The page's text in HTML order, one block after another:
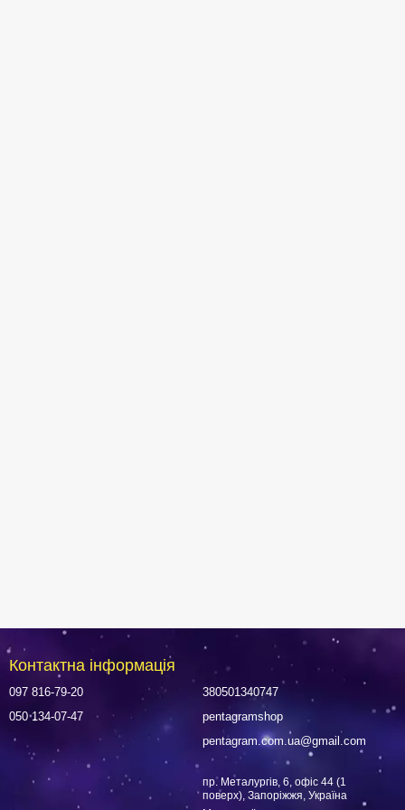
Контактна інформація
097 816-79-20
050 134-07-47
380501340747
pentagramshop
pentagram.com.ua@gmail.com
пр. Металургів, 6, офіс 44 (1
поверх), Запоріжжя, Україна